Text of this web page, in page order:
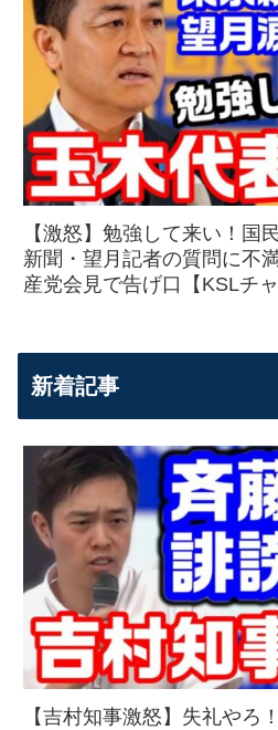
【激怒】勉強して来い！国
新聞・望月記者の質問に不
産党会見で告げ口【KSLチャ
新着記事
【吉村知事激怒】失礼やろ